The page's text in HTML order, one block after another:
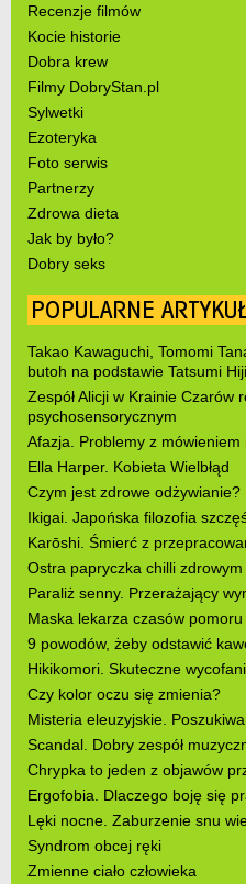
Recenzje filmów
Kocie historie
Dobra krew
Filmy DobryStan.pl
Sylwetki
Ezoteryka
Foto serwis
Partnerzy
Zdrowa dieta
Jak by było?
Dobry seks
POPULARNE
Takao Kawaguchi, Tomomi
butoh na podstawie Tatsumi
Zespół Alicji w Krainie Czarów
psychosensorycznym
Afazja. Problemy z
Ella Harper. Kobieta Wielbłąd
Czym jest zdrowe odżywianie?
Ikigai. Japońska filozofia
Karōshi. Śmierć z
Ostra papryczka chilli
Paraliż senny. Przerażający
Maska lekarza czasów pomoru
9 powodów, żeby odstawić
Hikikomori. Skuteczne
Czy kolor oczu się zmienia?
Misteria eleuzyjskie.
Scandal. Dobry zespół
Chrypka to jeden z objawów
Ergofobia. Dlaczego boję się
Lęki nocne. Zaburzenie snu
Syndrom obcej ręki
Zmienne ciało człowieka